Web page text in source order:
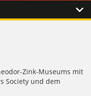
Zink-Museums mit
Society und dem